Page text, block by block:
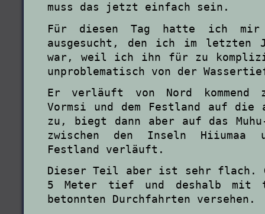
muss das jetzt einfach sein.
Für diesen Tag hatte ich mir
ausgesucht, den ich im letzten
war, weil ich ihn für zu
unproblematisch von der
Er verläuft von Nord kommend
Vormsi und dem Festland auf die
zu, biegt dann aber auf das
zwischen den Inseln Hiiumaa
Festland verläuft.
Dieser Teil aber ist sehr flach.
5 Meter tief und deshalb mit
betonnten Durchfahrten versehen.